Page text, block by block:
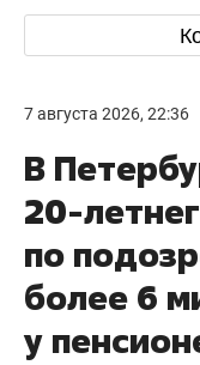
7 августа 2026, 22:36
В
20-
по
более 6
у